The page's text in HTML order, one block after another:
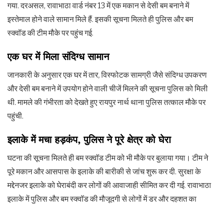
गया. दरअसल, रावाभाठा वार्ड नंबर 13 में एक मकान से देसी बम बनाने में
इस्तेमाल होने वाले सामान मिले हैं. इसकी सूचना मिलते ही पुलिस और बम
स्क्वॉड की टीम मौके पर पहुंच गई.
एक घर में मिला संदिग्ध सामान
जानकारी के अनुसार एक घर में तार, विस्फोटक सामग्री जैसे संदिग्ध उपकरण
और देसी बम बनाने में उपयोग होने वाली चीजें मिलने की सूचना पुलिस को मिली
थी. मामले की गंभीरता को देखते हुए रायपुर नार्थ थाना पुलिस तत्काल मौके पर
पहुंची.
इलाके में मचा हड़कंप, पुलिस ने पूरे क्षेत्र को घेरा
घटना की सूचना मिलते ही बम स्क्वॉड टीम को भी मौके पर बुलाया गया। टीम ने
पूरे मकान और आसपास के इलाके की बारीकी से जांच शुरू कर दी. सुरक्षा के
मद्देनजर इलाके को घेराबंदी कर लोगों की आवाजाही सीमित कर दी गई. रावाभाठा
इलाके में पुलिस और बम स्क्वॉड की मौजूदगी से लोगों में डर और दहशत का